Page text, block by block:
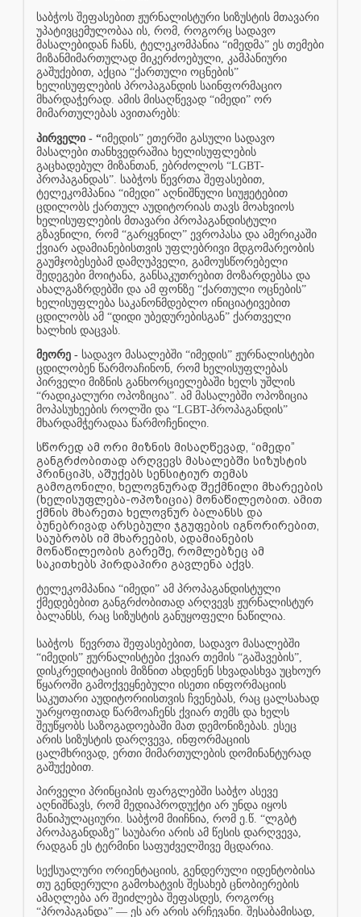
საბჭოს შეფასებით ჟურნალისტური სიზუსტის მთავარი
უპატივცემულობაა ის, რომ, როგორც სადავო
მასალებიდან ჩანს, ტელეკომპანია “იმედმა” ეს თემები
მიზანმიმართულად მიკერძოებული, კამპანიური
გაშუქებით, აქცია “ქართული ოცნების”
ხელისუფლების პროპაგანდის საინფორმაციო
მხარდაჭერად. ამის მისაღწევად “იმედი” ორ
მიმართულებას ავითარებს:
პირველი - “იმედის” ეთერში გასული სადავო
მასალები თანხვედრაშია ხელისუფლების
გაცხადებულ მიზანთან, ებრძოლოს “LGBT-
პროპაგანდას”. საბჭოს წევრთა შეფასებით,
ტელეკომპანია “იმედი” აღნიშნული სიუჟეტებით
ცდილობს ქართულ აუდიტორიას თავს მოახვიოს
ხელისუფლების მთავარი პროპაგანდისტული
გზავნილი, რომ “გარყვნილ” ევროპასა და ამერიკაში
ქვიარ ადამიანებისთვის უფლებრივი მდგომარეობის
გაუმჯობესებამ დამღუპველი, გამოუსწორებელი
შედეგები მოიტანა, განსაკუთრებით მოზარდებსა და
ახალგაზრდებში და ამ ფონზე “ქართული ოცნების”
ხელისუფლება საკანონმდებლო ინიციატივებით
ცდილობს ამ “დიდი უბედურებისგან” ქართველი
ხალხის დაცვას.
მეორე - სადავო მასალებში “იმედის” ჟურნალისტები
ცდილობენ წარმოაჩინონ, რომ ხელისუფლებას
პირველი მიზნის განხორციელებაში ხელს უშლის
“რადიკალური ოპოზიცია”. ამ მასალებში ოპოზიცია
მოპასუხეების როლში და “LGBT-პროპაგანდის”
მხარდამჭერადაა წარმოჩენილი.
სწორედ ამ ორი მიზნის მისაღწევად, “იმედი”
განგრძობითად არღვევს მასალებში სიზუსტის
პრინციპს, აშუქებს სენსიტიურ თემას
გამოგონილი, ხელოვნურად შექმნილი მხარეების
(ხელისუფლება-ოპოზიცია) მონაწილეობით. ამით
ქმნის მხარეთა ხელოვნურ ბალანსს და
ბუნებრივად არსებული ჯგუფების იგნორირებით,
საუბრობს იმ მხარეების, ადამიანების
მონაწილეობის გარეშე, რომლებზეც ამ
საკითხებს პირდაპირი გავლენა აქვს.
ტელეკომპანია “იმედი” ამ პროპაგანდისტული
ქმედებებით განგრძობითად არღვევს ჟურნალისტურ
ბალანსს, რაც სიზუსტის განუყოფელი ნაწილია.
საბჭოს წევრთა შეფასებებით, სადავო მასალებში
“იმედის” ჟურნალისტები ქვიარ თემის “გაშავების”,
დისკრედიტაციის მიზნით ახდენენ სხვადასხვა უცხოურ
წყაროში გამოქვეყნებული ისეთი ინფორმაციის
საკუთარი აუდიტორიისთვის ჩვენებას, რაც ცალსახად
უარყოფითად წარმოაჩენს ქვიარ თემს და ხელს
შეუწყობს საზოგადოებაში მათ დემონიზებას. ესეც
არის სიზუსტის დარღვევა, ინფორმაციის
ცალმხრივად, ერთი მიმართულების დომინანტურად
გაშუქებით.
პირველი პრინციპის ფარგლებში საბჭო ასევე
აღნიშნავს, რომ მედიაპროდუქტი არ უნდა იყოს
მანიპულაციური. საბჭომ მიიჩნია, რომ ე.წ. “ლგბტ
პროპაგანდაზე” საუბარი არის ამ წესის დარღვევა,
რადგან ეს ტერმინი საფუძველშივე მცდარია.
სექსუალური ორიენტაციის, გენდერული იდენტობისა
თუ გენდერული გამოხატვის შესახებ ცნობიერების
ამაღლება არ შეიძლება შეფასდეს, როგორც
“პროპაგანდა” — ეს არ არის არჩევანი. შესაბამისად,